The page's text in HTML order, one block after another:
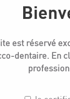
est réservé
dentaire. En